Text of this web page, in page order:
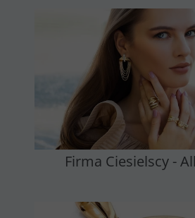
Firma Ciesielscy -